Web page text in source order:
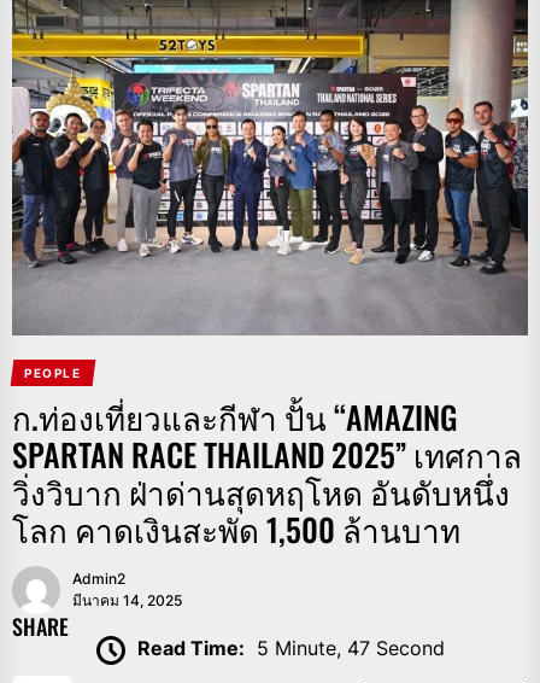
PEOPLE
ก.ท่องเที่ยวและกีฬา ปั้น “AMAZING
SPARTAN RACE THAILAND 2025” เทศกาล
วิ่งวิบาก ฝ่าด่านสุดหฤโหด อันดับหนึ่ง
โลก คาดเงินสะพัด 1,500 ล้านบาท
Admin2
มีนาคม 14, 2025
SHARE
Read Time: 5 Minute, 47 Second